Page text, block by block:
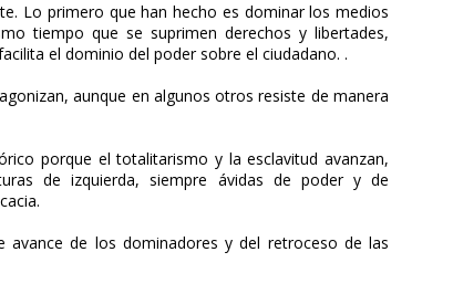
Lo primero que han hecho es dominar los medios
tiempo que se suprimen derechos y libertades,
el dominio del poder sobre el ciudadano. .
aunque en algunos otros resiste de manera
porque el totalitarismo y la esclavitud avanzan,
de izquierda, siempre ávidas de poder y de
de los dominadores y del retroceso de las